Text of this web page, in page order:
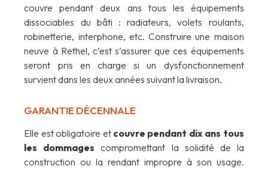
couvre pendant deux ans tous les équipements
dissociables du bâti : radiateurs, volets roulants,
robinetterie, interphone, etc. Construire une maison
neuve à Rethel, c’est s’assurer que ces équipements
seront pris en charge si un dysfonctionnement
survient dans les deux années suivant la livraison.
GARANTIE DÉCENNALE
Elle est obligatoire et couvre pendant dix ans tous
les dommages compromettant la solidité de la
construction ou la rendant impropre à son usage.